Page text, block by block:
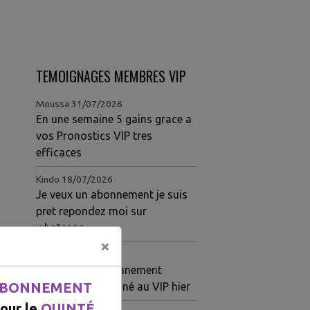
courses et devenez des millionnaires
notre VIP pour gagner vos courses et
avec le gratuit rejoignez notre VIP pour
TEMOIGNAGES MEMBRES VIP
Moussa 31/07/2026
En une semaine 5 gains grace a
vos Pronostics VIP tres
efficaces
Kindo 18/07/2026
Je veux un abonnement je suis
pret repondez moi sur
whatsapp
Meilleur site abonnement
Quarté ordre gagné au VIP hier
×